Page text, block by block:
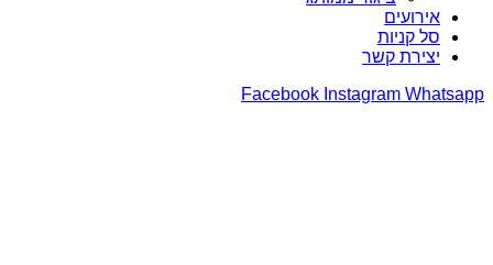
אירועים
סל קניות
יצירת קשר
Facebook Instagram Whatsapp